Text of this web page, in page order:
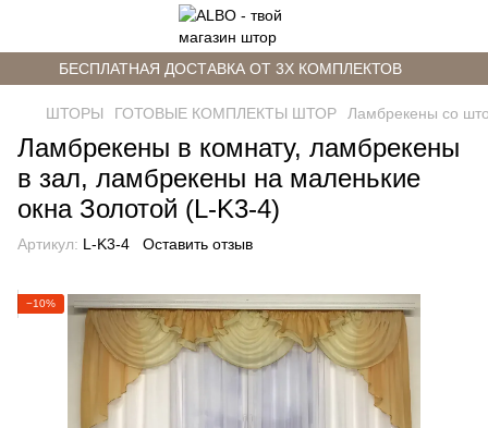
БЕСПЛАТНАЯ ДОСТАВКА ОТ 3Х КОМПЛЕКТОВ
ШТОРЫ ГОТОВЫЕ КОМПЛЕКТЫ ШТОР Ламбрекены со
Ламбрекены в комнату, ламбрекены
в зал, ламбрекены на маленькие
окна Золотой (L-K3-4)
Артикул: L-K3-4 Оставить отзыв
−10%